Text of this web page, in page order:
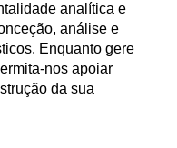
analítica e
análise e
Enquanto gere
nos apoiar
da sua